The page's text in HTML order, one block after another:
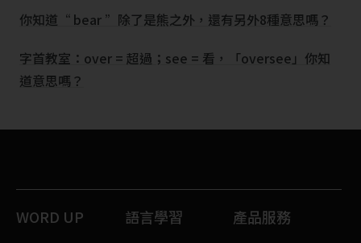
你知道“ bear ”除了是熊之外，還有另外8種意思嗎？
字首教室：over = 超過；see = 看，「oversee」你知
道意思嗎？
WORD UP 語言學習 產品服務